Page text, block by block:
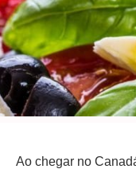
Ao chegar no